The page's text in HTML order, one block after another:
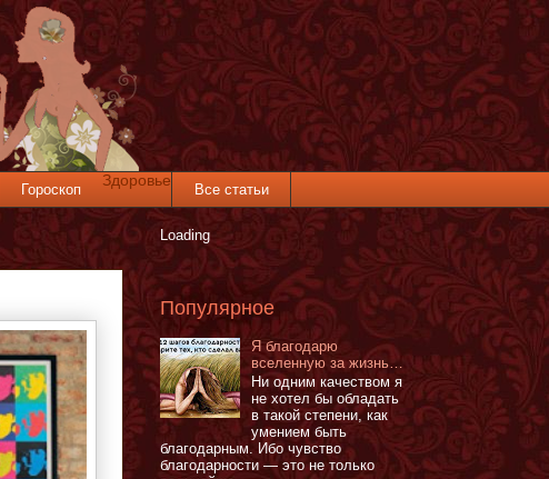
Гороскоп
Здоровье
Все статьи
Loading
Популярное
Я благодарю
вселенную за жизнь…
Ни одним качеством я
не хотел бы обладать
в такой степени, как
умением быть
благодарным. Ибо чувство
благодарности — это не только